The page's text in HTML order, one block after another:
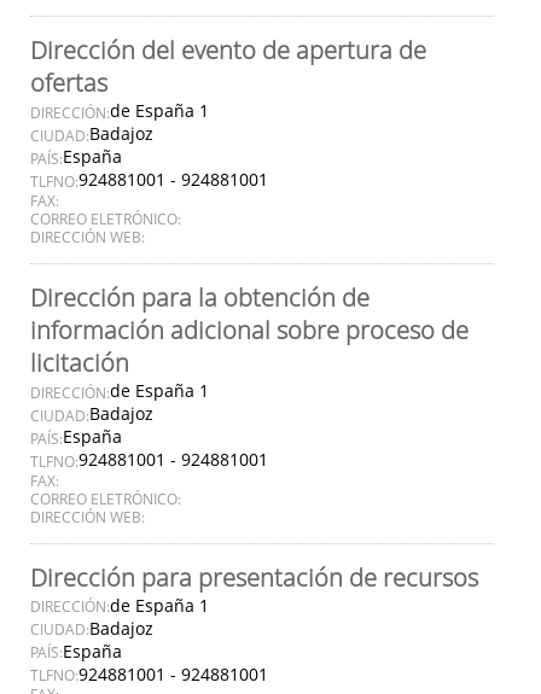
Dirección del evento de apertura de
ofertas
DIRECCIÓN:de España 1
CIUDAD:Badajoz
PAÍS:España
TLFNO:924881001 - 924881001
FAX:
CORREO ELETRÓNICO:
DIRECCIÓN WEB:
Dirección para la obtención de
información adicional sobre proceso de
licitación
DIRECCIÓN:de España 1
CIUDAD:Badajoz
PAÍS:España
TLFNO:924881001 - 924881001
FAX:
CORREO ELETRÓNICO:
DIRECCIÓN WEB:
Dirección para presentación de recursos
DIRECCIÓN:de España 1
CIUDAD:Badajoz
PAÍS:España
TLFNO:924881001 - 924881001